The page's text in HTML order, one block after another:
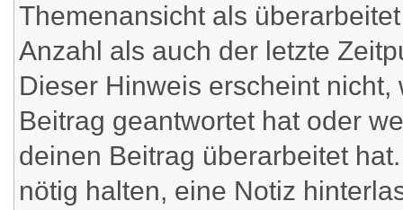
Themenansicht als
Anzahl als auch der letzte
Dieser Hinweis erscheint
Beitrag geantwortet hat oder
deinen Beitrag überarbeitet
nötig halten, eine Notiz